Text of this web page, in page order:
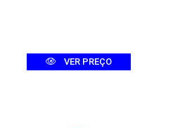
VER PREÇO